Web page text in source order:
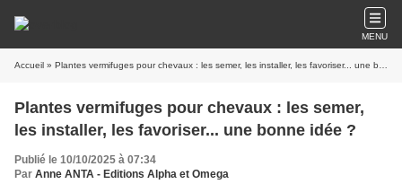
MENU
Accueil » Plantes vermifuges pour chevaux : les semer, les installer, les favoriser... une bonne idée ?
Plantes vermifuges pour chevaux : les semer,
les installer, les favoriser... une bonne idée ?
Publié le 10/10/2025 à 07:34
Par Anne ANTA - Editions Alpha et Omega